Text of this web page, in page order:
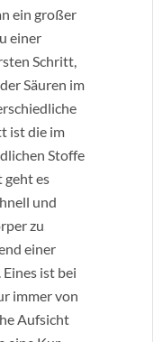
ein großer
einer
Schritt,
Säuren im
ist die im
Stoffe
geht es
und
zu
einer
ist bei
immer von
Aufsicht